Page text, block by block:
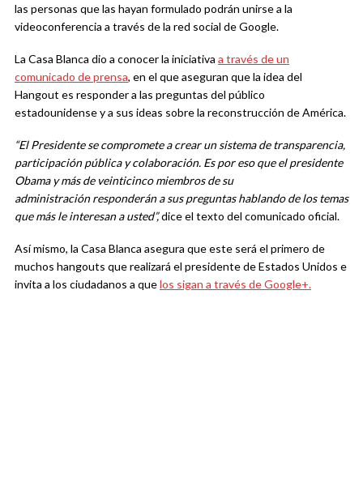
las personas que las hayan formulado podrán unirse a la
videoconferencia a través de la red social de Google.
La Casa Blanca dio a conocer la iniciativa a través de un
comunicado de prensa, en el que aseguran que la idea del
Hangout es responder a las preguntas del público
estadounidense y a sus ideas sobre la reconstrucción de América.
“El Presidente se compromete a crear un sistema de transparencia,
participación pública y colaboración. Es por eso que el presidente
Obama y más de veinticinco miembros de su
administración responderán a sus preguntas hablando de los temas
que más le interesan a usted”,dice el texto del comunicado oficial.
Así mismo, la Casa Blanca asegura que este será el primero de
muchos hangouts que realizará el presidente de Estados Unidos e
invita a los ciudadanos a quelos sigan a través de Google+.